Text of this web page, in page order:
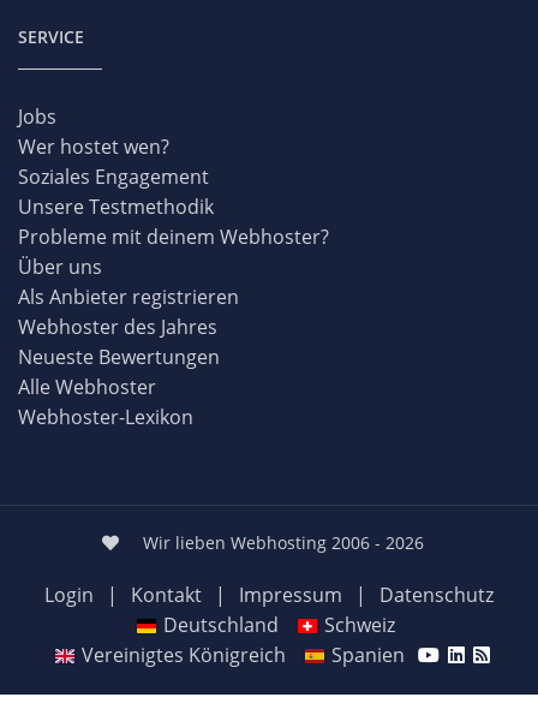
SERVICE
Jobs
Wer hostet wen?
Soziales Engagement
Unsere Testmethodik
Probleme mit deinem Webhoster?
Über uns
Als Anbieter registrieren
Webhoster des Jahres
Neueste Bewertungen
Alle Webhoster
Webhoster-Lexikon
Wir lieben Webhosting 2006 - 2026
Login | Kontakt | Impressum |
Datenschutz
Deutschland
Schweiz
Vereinigtes Königreich
Spanien